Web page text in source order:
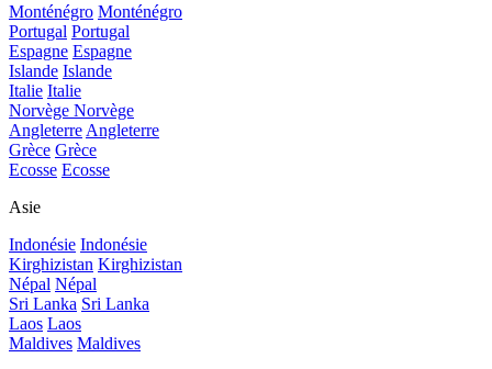
Monténégro Monténégro
Portugal Portugal
Espagne Espagne
Islande Islande
Italie Italie
Norvège Norvège
Angleterre Angleterre
Grèce Grèce
Ecosse Ecosse
Asie
Indonésie Indonésie
Kirghizistan Kirghizistan
Népal Népal
Sri Lanka Sri Lanka
Laos Laos
Maldives Maldives